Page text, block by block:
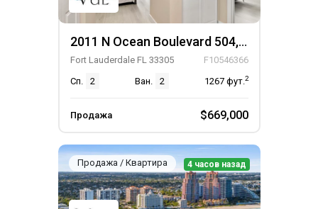
2011 N Ocean Boulevard 504, Unit 504
Fort Lauderdale FL 33305
F10546366
Сп.
2 Ван. 2 1267 фут.2
Продажа $669,000
Продажа / Квартира 4 часов назад